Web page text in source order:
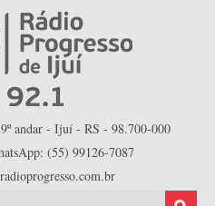
andar - Ijuí - RS - 98.700-000
(55) 99126-7087